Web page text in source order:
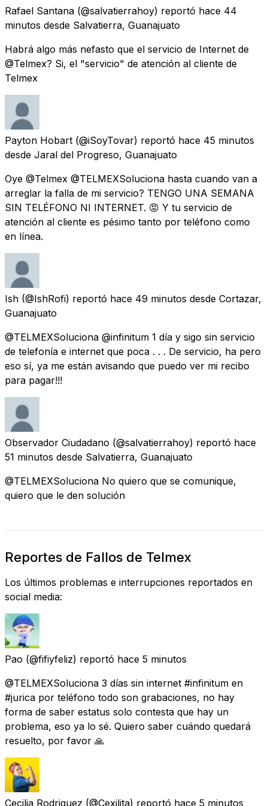
Rafael Santana (@salvatierrahoy) reportó hace 44
minutos desde Salvatierra, Guanajuato
Habrá algo más nefasto que el servicio de Internet de
@Telmex? Si, el "servicio" de atención al cliente de
Telmex
Payton Hobart (@iSoyTovar) reportó hace 45 minutos
desde Jaral del Progreso, Guanajuato
Oye @Telmex @TELMEXSoluciona hasta cuando van a
arreglar la falla de mi servicio? TENGO UNA SEMANA
SIN TELÉFONO NI INTERNET. 😡 Y tu servicio de
atención al cliente es pésimo tanto por teléfono como
en línea.
Ish (@IshRofi) reportó hace 49 minutos desde Cortazar,
Guanajuato
@TELMEXSoluciona @infinitum 1 día y sigo sin servicio
de telefonía e internet que poca . . . De servicio, ha pero
eso sí, ya me están avisando que puedo ver mi recibo
para pagar!!!
Observador Ciudadano (@salvatierrahoy) reportó hace
51 minutos desde Salvatierra, Guanajuato
@TELMEXSoluciona No quiero que se comunique,
quiero que le den solución
Reportes de Fallos de Telmex
Los últimos problemas e interrupciones reportados en
social media:
Pao (@fifiyfeliz) reportó hace 5 minutos
@TELMEXSoluciona 3 días sin internet #infinitum en
#jurica por teléfono todo son grabaciones, no hay
forma de saber estatus solo contesta que hay un
problema, eso ya lo sé. Quiero saber cuándo quedará
resuelto, por favor 🙏
Cecilia Rodriguez (@Cexilita) reportó hace 5 minutos